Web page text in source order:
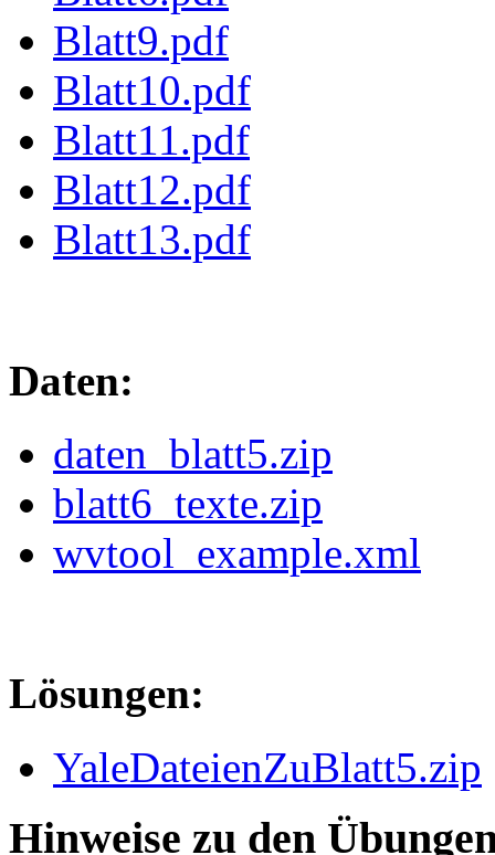
Blatt9.pdf
Blatt10.pdf
Blatt11.pdf
Blatt12.pdf
Blatt13.pdf
Daten:
daten_blatt5.zip
blatt6_texte.zip
wvtool_example.xml
Lösungen:
YaleDateienZuBlatt5.zip
Hinweise zu den